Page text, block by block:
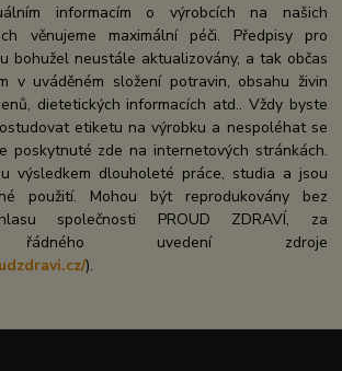
informacím o výrobcích na našich
věnujeme maximální péči. Předpisy pro
bohužel neustále aktualizovány, a tak občas
v uváděném složení potravin, obsahu živin
dietetických informacích atd.. Vždy byste
etiketu na výrobku a nespoléhat se
poskytnuté zde na internetových stránkách.
výsledkem dlouholeté práce, studia a jsou
použití. Mohou být reprodukovány bez
společnosti PROUD ZDRAVÍ, za
řádného uvedení zdroje
).